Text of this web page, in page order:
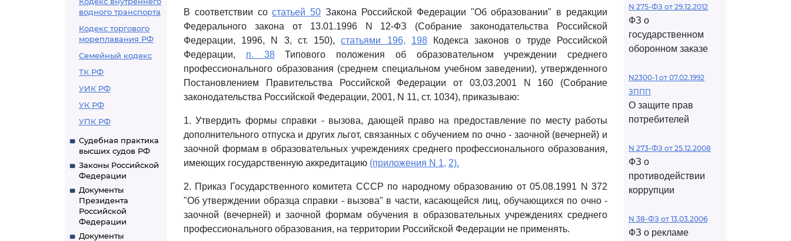
водного транспорта
Кодекс торгового
мореплавания РФ
Семейный кодекс
ТК РФ
УИК РФ
УК РФ
УПК РФ
Судебная практика
высших судов РФ
Законы Российской
Федерации
Документы
Президента
Российской
Федерации
Документы
В соответствии состатьей 50 Закона Российской Федерации "Об образовании" в редакции
Федерального закона от 13.01.1996 N 12-ФЗ (Собрание законодательства Российской
Федерации, 1996, N 3, ст. 150),статьями 196, 198Кодекса законов о труде Российской
Федерации, п. 38Типового положения об образовательном учреждении среднего
профессионального образования (среднем специальном учебном заведении), утвержденного
Постановлением Правительства Российской Федерации от 03.03.2001 N 160 (Собрание
законодательства Российской Федерации, 2001, N 11, ст. 1034), приказываю:
1. Утвердить формы справки - вызова, дающей право на предоставление по месту работы
дополнительного отпуска и других льгот, связанных с обучением по очно - заочной (вечерней) и
заочной формам в образовательных учреждениях среднего профессионального образования,
имеющих государственную аккредитацию (приложения N 1, 2).
2. Приказ Государственного комитета СССР по народному образованию от 05.08.1991 N 372
"Об утверждении образца справки - вызова" в части, касающейся лиц, обучающихся по очно -
заочной (вечерней) и заочной формам обучения в образовательных учреждениях среднего
профессионального образования, на территории Российской Федерации не применять.
N 275-ФЗ от 29.12.2012
ФЗ о
государственном
оборонном заказе
N2300-1 от 07.02.1992
ЗППП
О защите прав
потребителей
N 273-ФЗ от 25.12.2008
ФЗ о
противодействии
коррупции
N 38-ФЗ от 13.03.2006
ФЗ о рекламе